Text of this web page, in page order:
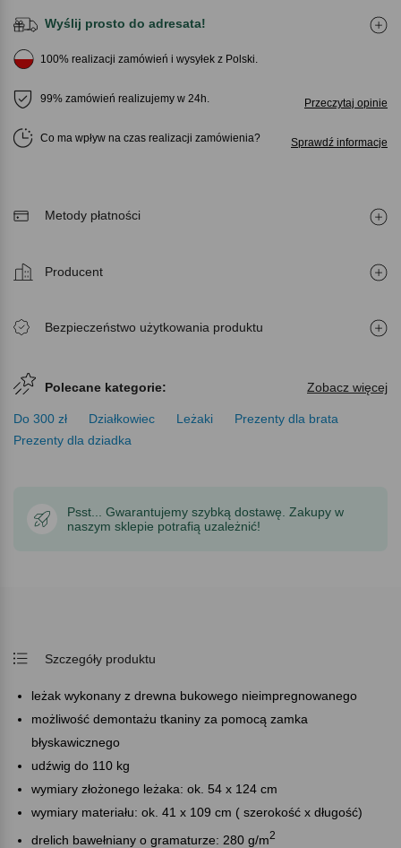
Wyślij prosto do adresata!
100% realizacji zamówień i wysyłek z Polski.
99% zamówień realizujemy w 24h. Przeczytaj opinie
Co ma wpływ na czas realizacji zamówienia Sprawdź informacje
Metody płatności
Producent
Bezpieczeństwo użytkowania produktu
Polecane kategorie: Zobacz więcej
Do 300 zł Działkowiec Leżaki
Prezenty dla brata
Prezenty dla dziadka
Psst... Gwarantujemy szybką dostawę. Zakupy w
naszym sklepie potrafią uzależnić!
Szczegóły produktu
leżak wykonany z drewna bukowego nieimpregnowanego
możliwość demontażu tkaniny za pomocą zamka
błyskawicznego
udźwig do 110 kg
wymiary złożonego leżaka: ok. 54 x 124 cm
wymiary materiału: ok. 41 x 109 cm ( szerokość x długość)
drelich bawełniany o gramaturze: 280 g/m2